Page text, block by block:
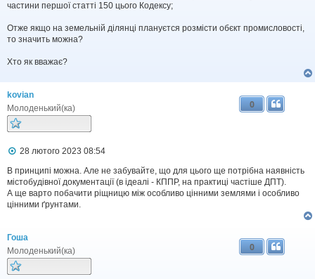
н
я
частини першої статті 150 цього Кодексу;
Отже якщо на земельній ділянці плануєтся розмісти обєкт промисловості,
то значить можна?
Хто як вважає?
kovian
Молоденький(ка)
0
П
в
і
д
о
м
н
н
я
28 лютого 2023 08:54
В принципі можна. Але не забувайте, що для цього ще потрібна наявність
містобудівної документації (в ідеалі - КППР, на практиці частіше ДПТ).
А ще варто побачити ріщницю між особливо цінними землями і особливо
цінними ґрунтами.
Гоша
Молоденький(ка)
0